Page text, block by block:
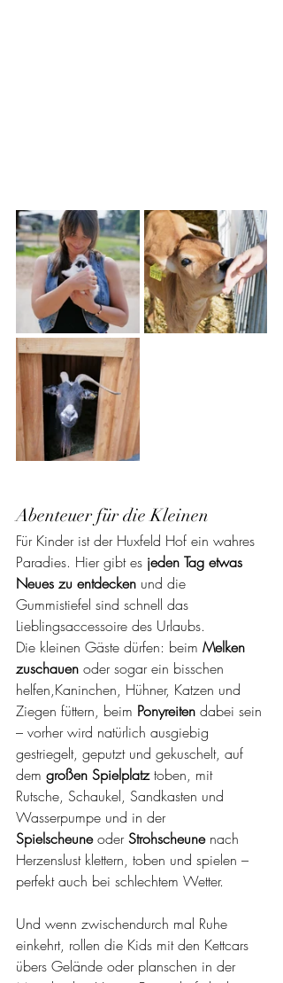
Abenteuer für die Kleinen
Für Kinder ist der Huxfeld Hof ein wahres
Paradies. Hier gibt es jeden Tag etwas
Neues zu entdecken und die
Gummistiefel sind schnell das
Lieblingsaccessoire des Urlaubs.
Die kleinen Gäste dürfen: beim Melken
zuschauen oder sogar ein bisschen
helfen,Kaninchen, Hühner, Katzen und
Ziegen füttern, beim Ponyreiten dabei sein
– vorher wird natürlich ausgiebig
gestriegelt, geputzt und gekuschelt, auf
dem großen Spielplatz toben, mit
Rutsche, Schaukel, Sandkasten und
Wasserpumpe und in der
Spielscheune oder Strohscheune nach
Herzenslust klettern, toben und spielen –
perfekt auch bei schlechtem Wetter.
Und wenn zwischendurch mal Ruhe
einkehrt, rollen die Kids mit den Kettcars
übers Gelände oder planschen in der